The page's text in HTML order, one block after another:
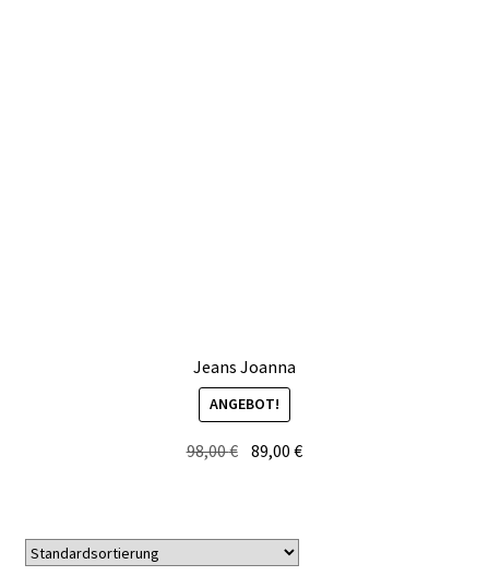
Jeans Joanna
ANGEBOT!
98,00€ Ursprünglicher
89,00€Aktueller